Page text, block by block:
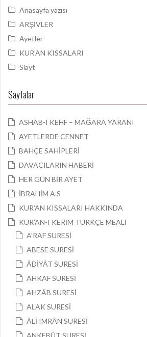
Anasayfa yazısı
ARŞİVLER
Ayetler
KUR'AN KISSALARI
Slayt
Sayfalar
ASHAB-I KEHF – MAĞARA YARANI
AYETLERDE CENNET
BAHÇE SAHİPLERİ
DAVACILARIN HABERİ
HER GÜN BİR AYET
İBRAHİM A.S
KUR’AN KISSALARI HAKKINDA
KUR’AN-I KERİM TÜRKÇE MEALİ
A’RAF SURESİ
ABESE SURESİ
ÂDİYÂT SURESİ
AHKAF SURESİ
AHZÂB SURESİ
ALAK SURESİ
ÂLİ IMRÂN SURESİ
ANKEBÛT SURESİ